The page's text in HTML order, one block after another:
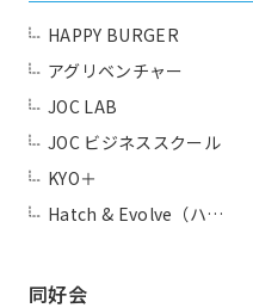
HAPPY BURGER
アグリベンチャー
JOC LAB
JOC ビジネススクール
KYO＋
Hatch & Evolve（ハ…
同好会